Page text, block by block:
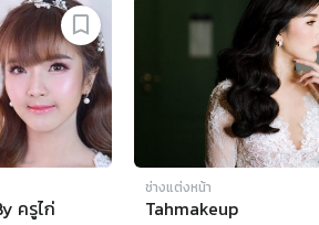
ครูไก่
ช่างแต่งหน้า
Tahmakeup